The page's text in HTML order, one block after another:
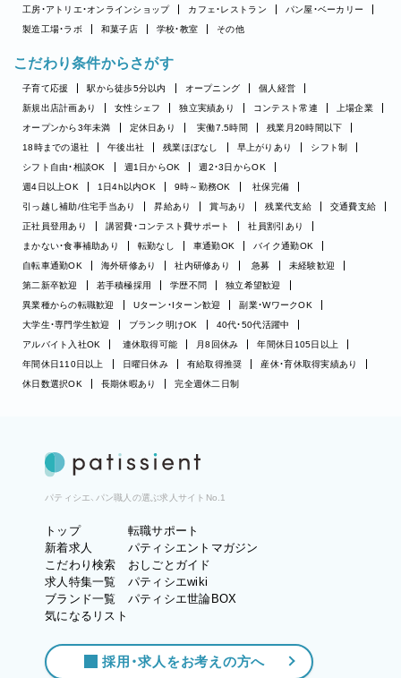
工房・アトリエ・オンラインショップ
カフェ・レストラン
パン屋・ベーカリー
製造工場・ラボ
和菓子店 学校・教室 その他
こだわり条件からさがす
子育て応援 駅から徒歩5分以内 オープニング
個人経営
新規出店計画あり
女性シェフ 独立実績あり コンテスト常連
上場企業
オープンから3年未満
定休日あり 実働7.5時間
残業月20時間以下
18時までの退社
午後出社 残業ほぼなし 早上がりあり
シフト制
シフト自由・相談OK
週1日からOK
週2・3日からOK
週4日以上OK
1日4h以内OK 9時～勤務OK
社保完備
引っ越し補助/住宅手当あり
昇給あり 賞与あり 残業代支給
交通費支給
正社員登用あり
講習費・コンテスト費サポート
社員割引あり
まかない・食事補助あり
転勤なし 車通勤OK
バイク通勤OK
自転車通勤OK
海外研修あり 社内研修あり 急募
未経験歓迎
第二新卒歓迎
若手積極採用 学歴不問
独立希望歓迎
異業種からの転職歓迎
Uターン・Iターン歓迎
副業・WワークOK
大学生・専門学生歓迎
ブランク明けOK
40代・50代活躍中
アルバイト入社OK
連休取得可能 月8回休み
年間休日105日以上
年間休日110日以上
日曜日休み 有給取得推奨
産休・育休取得実績あり
休日数選択OK
長期休暇あり 完全週休二日制
パティシエ、パン職人の選ぶ求人サイトNo.1
トップ
新着求人
こだわり検索
求人特集一覧
ブランド一覧
気になるリスト
転職サポート
パティシエントマガジン
おしごとガイド
パティシエwiki
パティシエ世論BOX
採用・求人をお考えの方へ